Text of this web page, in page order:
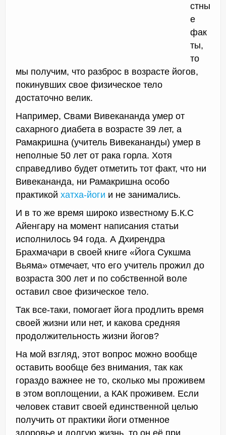
стны
е
фак
ты,
то
мы получим, что разброс в возрасте йогов,
покинувших свое физическое тело
достаточно велик.
Например, Свами Вивекананда умер от
сахарного диабета в возрасте 39 лет, а
Рамакришна (учитель Вивекананды) умер в
неполные 50 лет от рака горла. Хотя
справедливо будет отметить тот факт, что ни
Вивекананда, ни Рамакришна особо
практикой хатха-йоги и не занимались.
И в то же время широко известному Б.К.С
Айенгару на момент написания статьи
исполнилось 94 года. А Дхирендра
Брахмачари в своей книге «Йога Сукшма
Вьяма» отмечает, что его учитель прожил до
возраста 300 лет и по собственной воле
оставил свое физическое тело.
Так все-таки, помогает йога продлить время
своей жизни или нет, и какова средняя
продолжительность жизни йогов?
На мой взгляд, этот вопрос можно вообще
оставить вообще без внимания, так как
гораздо важнее не то, сколько мы проживем
в этом воплощении, а КАК проживем. Если
человек ставит своей единственной целью
получить от практики йоги отменное
здоровье и долгую жизнь, то он её при